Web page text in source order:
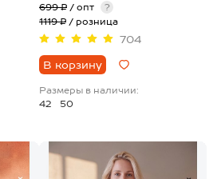
699 ₽ / опт
?
1119 ₽ / розница
704
В корзину
Размеры в наличии:
42
50